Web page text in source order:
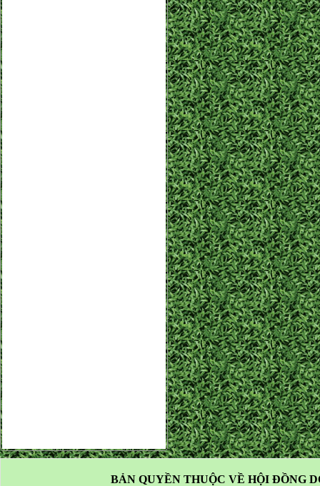
BẢN QUYỀN THUỘC VỀ HỘI ĐỒNG